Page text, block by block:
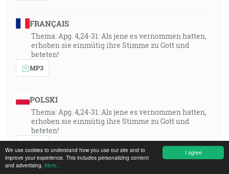
I agree
We use cookies to understand how you use our site and to
improve your experience. This includes personalizing content
and advertising. More...
FRANÇAIS
Thema: Apg. 4,24-31: Als jene es vernommen hatten,
erhoben sie einmütig ihre Stimme zu Gott und
beteten!
MP3
POLSKI
Thema: Apg. 4,24-31: Als jene es vernommen hatten,
erhoben sie einmütig ihre Stimme zu Gott und
beteten!
MP3